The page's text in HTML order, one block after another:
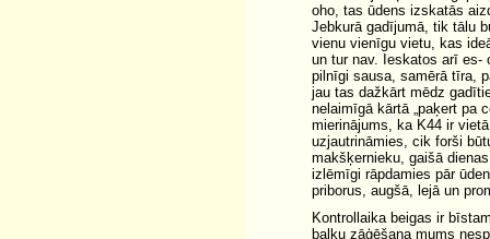
oho, tas ūdens izskatās
Jebkurā gadījumā, tik tālu
vienu vienīgu vietu, kas
un tur nav. Ieskatos arī es-
pilnīgi sausa, samērā tīra,
jau tas dažkārt mēdz
nelaimīgā kārtā „paķert pa
mierinājums, ka K44 ir
uzjautrināmies, cik forši
makšķernieku, gaišā
izlēmīgi rāpdamies pār
priborus, augšā, lejā un
Kontrollaika beigas ir
baļķu zāģēšana mums